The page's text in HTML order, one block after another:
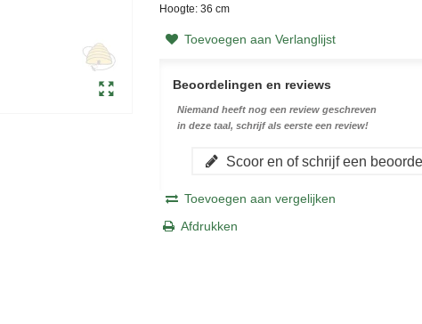
Hoogte: 36 cm
Toevoegen aan Verlanglijst
Beoordelingen en reviews
Niemand heeft nog een review geschreven
in deze taal, schrijf als eerste een review!
Scoor en of schrijf een
Toevoegen aan vergelijken
Afdrukken